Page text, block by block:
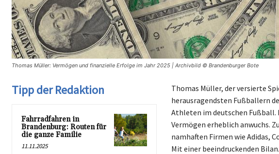
Thomas Müller: Vermögen und finanzielle Erfolge im Jahr 2025 | Archivbild © Brandenburger Bote
Tipp der Redaktion
Fahrradfahren in
Brandenburg: Routen für
die ganze Familie
11.11.2025
Thomas Müller, der versierte
herausragendsten Fußballern
Athleten im deutschen Fußball.
Vermögen erheblich anwuchs.
namhaften Firmen wie Adidas,
Mit einer beeindruckenden